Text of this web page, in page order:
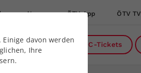
News ÖTV App ÖTV TV
uns DC-Tickets
davon werden
Ihre